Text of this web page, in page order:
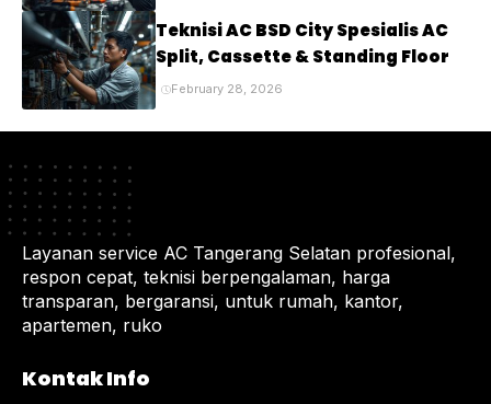
Teknisi AC BSD City Spesialis AC
Split, Cassette & Standing Floor
February 28, 2026
Layanan service AC Tangerang Selatan profesional,
respon cepat, teknisi berpengalaman, harga
transparan, bergaransi, untuk rumah, kantor,
apartemen, ruko
Kontak Info